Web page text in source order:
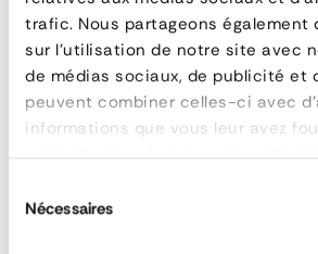
trafic. Nous partageons également
sur l'utilisation de notre site avec
de médias sociaux, de publicité et
peuvent combiner celles-ci avec
informations que vous leur avez
duNécessaires
référence159-410013
marqueARMATON
matièreAluminium anodisé
poids (kg) 11,9